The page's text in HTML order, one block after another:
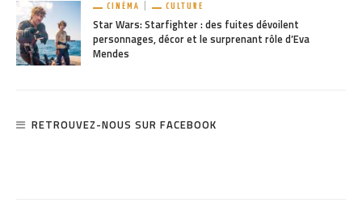
CINÉMA CULTURE
Star Wars: Starfighter : des fuites dévoilent
personnages, décor et le surprenant rôle d’Eva
Mendes
RETROUVEZ-NOUS SUR FACEBOOK